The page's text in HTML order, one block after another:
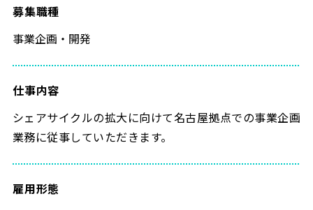
募集職種
事業企画・開発
仕事内容
シェアサイクルの拡大に向けて名古屋拠点での事業企画
業務に従事していただきます。
雇用形態